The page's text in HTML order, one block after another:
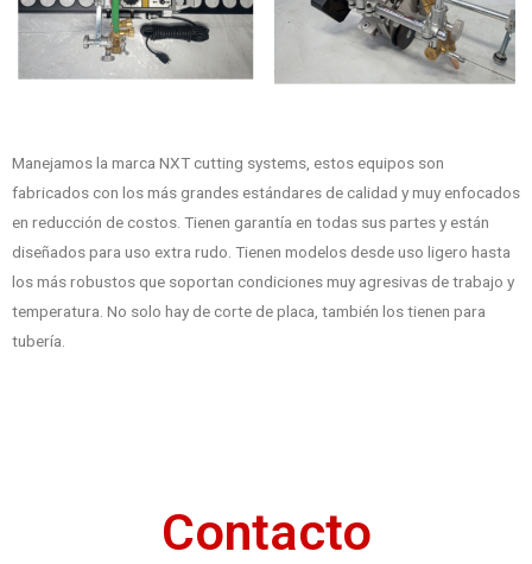
Manejamos la marca NXT cutting systems, estos equipos son
fabricados con los más grandes estándares de calidad y muy enfocados
en reducción de costos. Tienen garantía en todas sus partes y están
diseñados para uso extra rudo. Tienen modelos desde uso ligero hasta
los más robustos que soportan condiciones muy agresivas de trabajo y
temperatura. No solo hay de corte de placa, también los tienen para
tubería.
Contacto